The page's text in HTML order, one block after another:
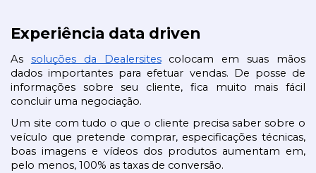
Experiência data driven
As soluções da Dealersites colocam em suas mãos
dados importantes para efetuar vendas. De posse de
informações sobre seu cliente, fica muito mais fácil
concluir uma negociação.
Um site com tudo o que o cliente precisa saber sobre o
veículo que pretende comprar, especificações técnicas,
boas imagens e vídeos dos produtos aumentam em,
pelo menos, 100% as taxas de conversão.